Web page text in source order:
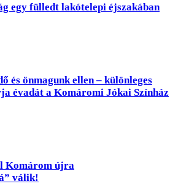
egy fülledt lakótelepi éjszakában
és önmagunk ellen – különleges
évadát a Komáromi Jókai Színház
Komárom újra
válik!